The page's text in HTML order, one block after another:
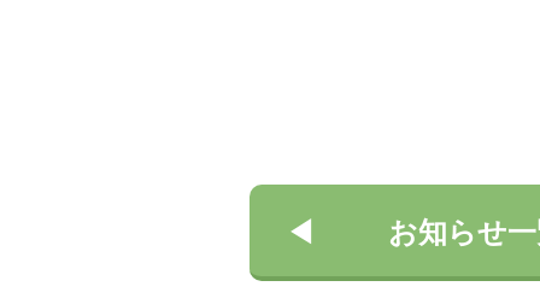
お知らせ